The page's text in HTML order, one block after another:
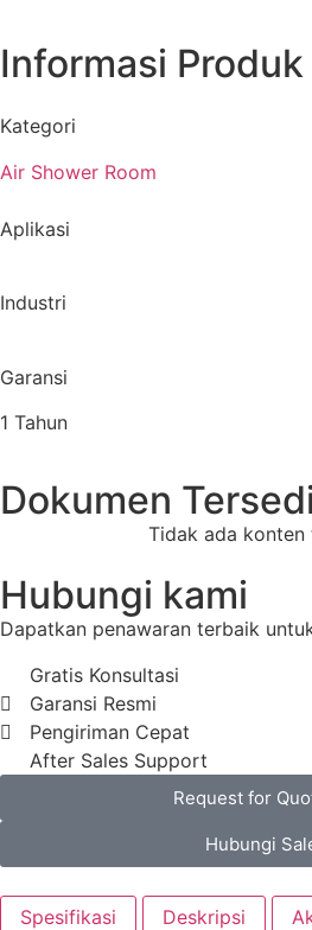
Informasi Produk
Kategori
Air Shower Room
Aplikasi
Industri
Garansi
1 Tahun
Dokumen
Tidak ada konten
Hubungi kami
Dapatkan penawaran terbaik
Gratis Konsultasi
Garansi Resmi
Pengiriman Cepat
After Sales Support
Request for
Hubungi
Spesifikasi Deskripsi